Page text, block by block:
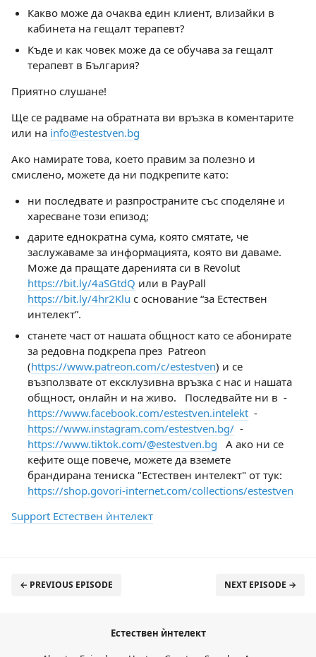
Какво може да очаква един клиент, влизайки в
кабинета на гещалт терапевт?
Къде и как човек може да се обучава за гещалт
терапевт в България?
Приятно слушане!
Ще се радваме на обратната ви връзка в коментарите
или на info@estestven.bg
Ако намирате това, което правим за полезно и
смислено, можете да ни подкрепите като:
ни последвате и разпространите със споделяне и
харесване този епизод;
дарите еднократна сума, която смятате, че
заслужаваме за информацията, която ви даваме.
Може да пращате даренията си в Revolut
https://bit.ly/4aSGtdQ или в PayPall
https://bit.ly/4hr2Klu с основание “за Естествен
интелект”.
станете част от нашата общност като се абонирате
за редовна подкрепа през Patreon
(https://www.patreon.com/c/estestven) и се
възползвате от ексклузивна връзка с нас и нашата
общност, онлайн и на живо. Последвайте ни в -
https://www.facebook.com/estestven.intelekt-
https://www.instagram.com/estestven.bg/-
https://www.tiktok.com/@estestven.bg А ако ни се
кефите още повече, можете да вземете
брандирана тениска "Естествен интелект" от тук:
https://shop.govori-internet.com/collections/estestven
Support Естествен ѝнтелект
← PREVIOUS EPISODE NEXT EPISODE →
Естествен ѝнтелект